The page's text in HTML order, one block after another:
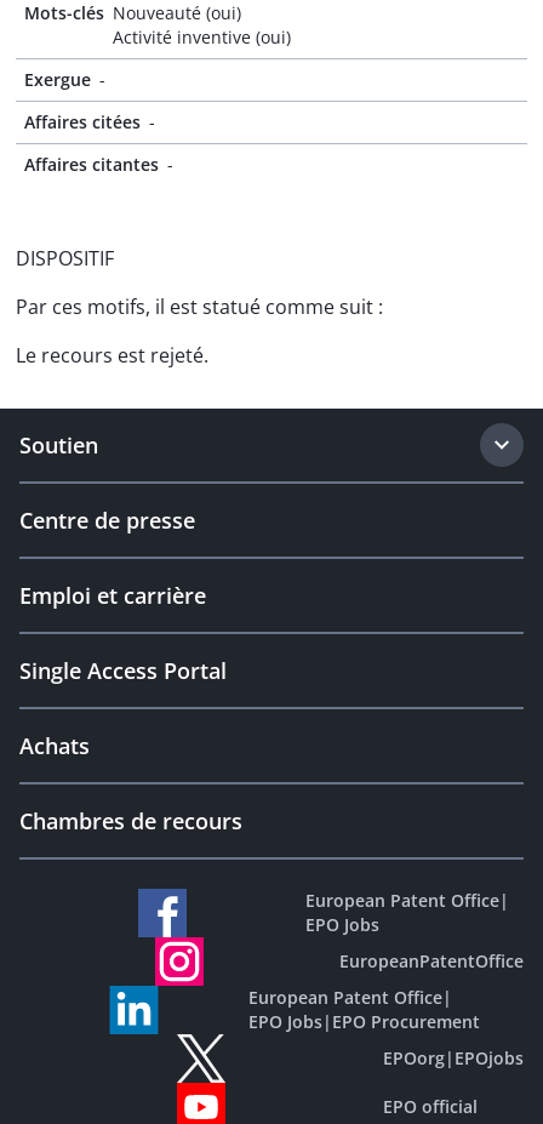
Mots-clés Nouveauté (oui)
Activité inventive (oui)
Exergue -
Affaires citées -
Affaires citantes -
DISPOSITIF
Par ces motifs, il est statué comme suit :
Le recours est rejeté.
Soutien
Centre de presse
Emploi et carrière
Single Access Portal
Achats
Chambres de recours
European Patent Office|
EPO Jobs
EuropeanPatentOffice
European Patent Office|
EPO Jobs| EPO Procurement
EPOorg| EPOjobs
EPO official